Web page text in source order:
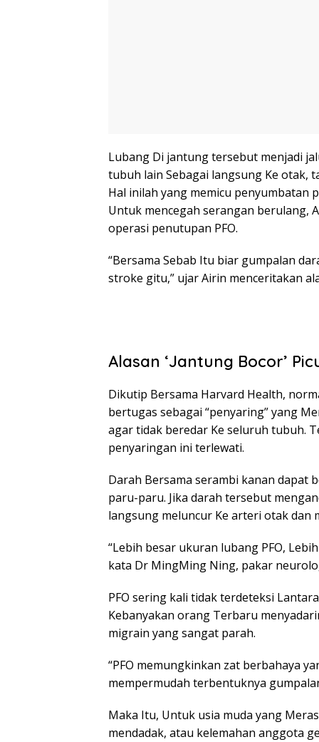
Lubang Di jantung tersebut menjadi
tubuh lain Sebagai langsung Ke otak,
Hal inilah yang memicu penyumbatan
Untuk mencegah serangan berulang,
operasi penutupan PFO.
“Bersama Sebab Itu biar gumpalan
stroke gitu,” ujar Airin menceritakan
Alasan ‘Jantung Bocor’
Dikutip Bersama Harvard Health,
bertugas sebagai “penyaring” yang
agar tidak beredar Ke seluruh tubuh.
penyaringan ini terlewati.
Darah Bersama serambi kanan dapat
paru-paru. Jika darah tersebut
langsung meluncur Ke arteri otak dan
“Lebih besar ukuran lubang PFO,
kata Dr MingMing Ning, pakar
PFO sering kali tidak terdeteksi
Kebanyakan orang Terbaru
migrain yang sangat parah.
“PFO memungkinkan zat berbahaya
mempermudah terbentuknya
Maka Itu, Untuk usia muda yang
mendadak, atau kelemahan anggota